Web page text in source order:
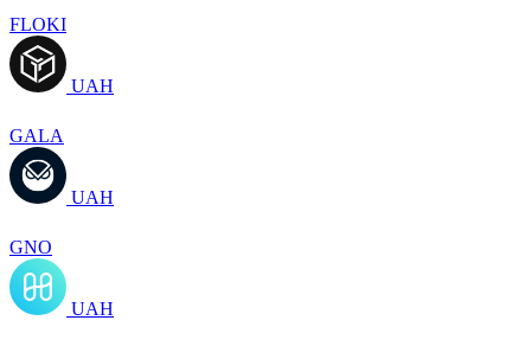
FLOKI
UAH
GALA
UAH
GNO
UAH